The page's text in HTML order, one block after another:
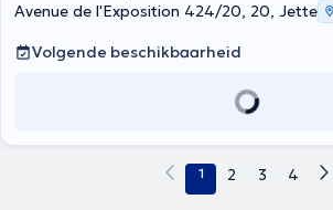
Avenue de l'Exposition 424/20, 20, Jette
Volgende beschikbaarheid
1 2 3 4